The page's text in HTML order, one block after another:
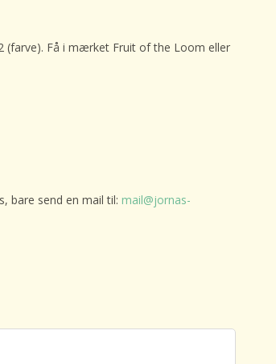
(farve). Få i mærket Fruit of the Loom eller
bare send en mail til:mail@jornas-